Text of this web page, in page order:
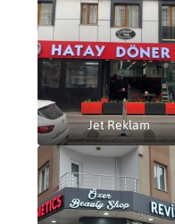
Jet Reklam